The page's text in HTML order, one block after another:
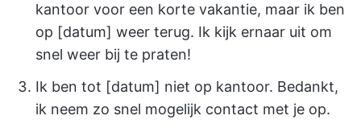
kantoor voor een korte vakantie, maar ik ben
op [datum] weer terug. Ik kijk ernaar uit om
snel weer bij te praten!
Ik ben tot [datum] niet op kantoor. Bedankt,
ik neem zo snel mogelijk contact met je op.